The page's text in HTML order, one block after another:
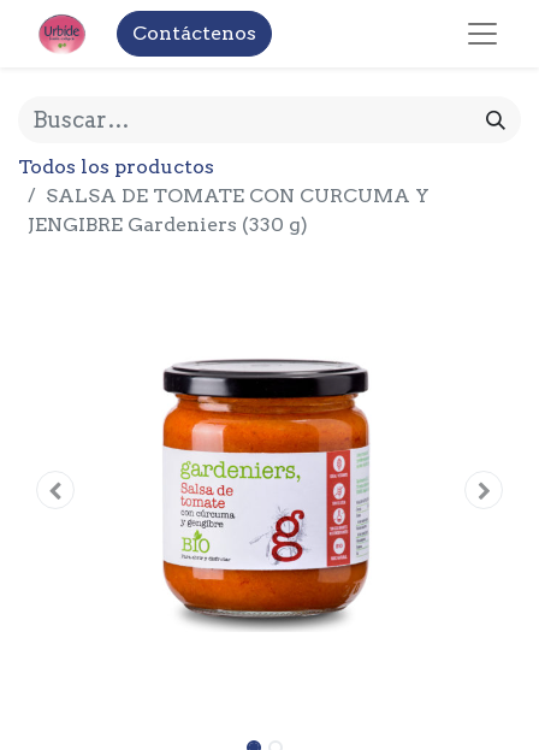
Contáctenos
Todos los productos
SALSA DE TOMATE CON CURCUMA Y
JENGIBRE Gardeniers (330 g)